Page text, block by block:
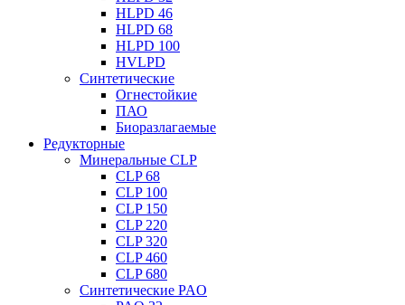
HLPD 46
HLPD 68
HLPD 100
HVLPD
Синтетические
Огнестойкие
ПАО
Биоразлагаемые
Редукторные
Минеральные CLP
CLP 68
CLP 100
CLP 150
CLP 220
CLP 320
CLP 460
CLP 680
Синтетические PAO